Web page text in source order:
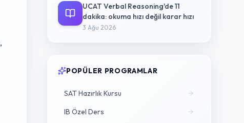
UCAT Verbal Reasoning'de 11
dakika: okuma hızı değil karar hızı
3 Ağu 2026
POPÜLER PROGRAMLAR
SAT Hazırlık Kursu
IB Özel Ders